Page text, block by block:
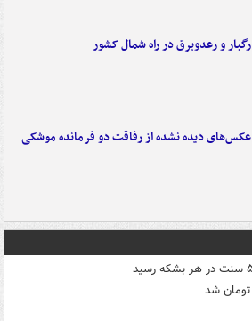
رگبار و رعدوبرق در راه شمال کشور
عکس‌های دیده نشده از رفاقت دو فرمانده‌ موشکی